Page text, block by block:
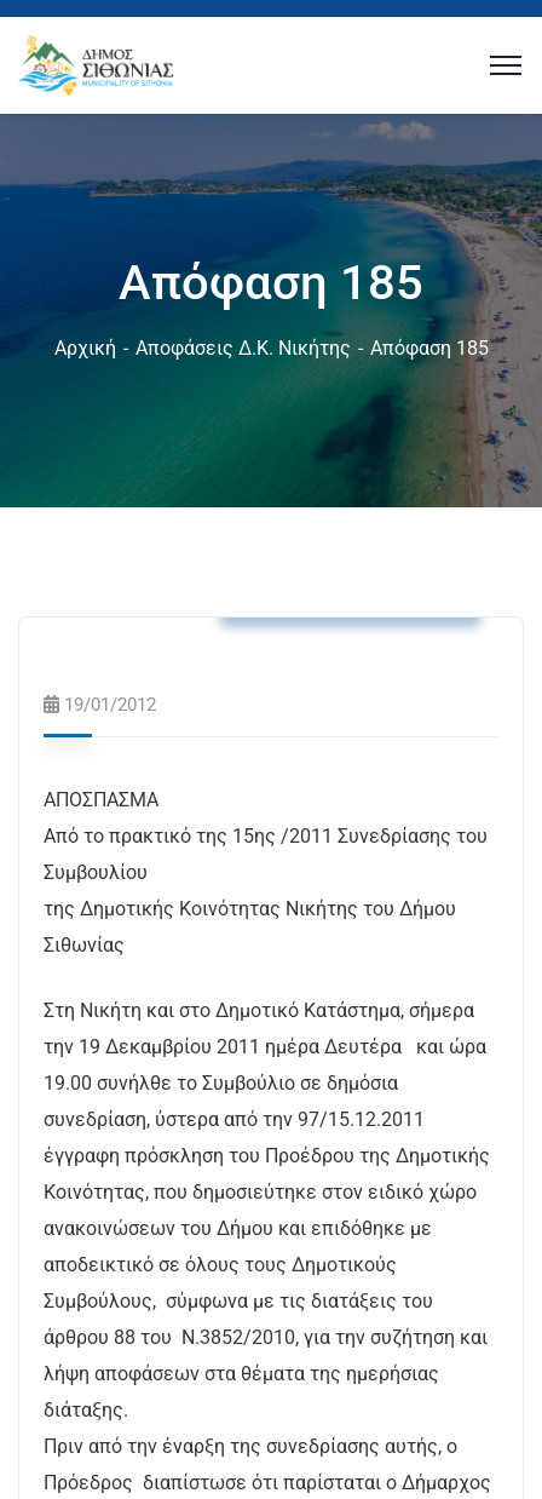
Απόφαση 185
Αρχική Αποφάσεις Δ.Κ. Νικήτης Απόφαση 185
19/01/2012
ΑΠΟΣΠΑΣΜΑ
Από το πρακτικό της 15ης /2011 Συνεδρίασης του
Συμβουλίου
της Δημοτικής Κοινότητας Νικήτης του Δήμου
Σιθωνίας
Στη Νικήτη και στο Δημοτικό Κατάστημα, σήμερα
την 19 Δεκαμβρίου 2011 ημέρα Δευτέρα και ώρα
19.00 συνήλθε το Συμβούλιο σε δημόσια
συνεδρίαση, ύστερα από την 97/15.12.2011
έγγραφη πρόσκληση του Προέδρου της Δημοτικής
Κοινότητας, που δημοσιεύτηκε στον ειδικό χώρο
ανακοινώσεων του Δήμου και επιδόθηκε με
αποδεικτικό σε όλους τους Δημοτικούς
Συμβούλους, σύμφωνα με τις διατάξεις του
άρθρου 88 του Ν.3852/2010, για την συζήτηση και
λήψη αποφάσεων στα θέματα της ημερήσιας
διάταξης.
Πριν από την έναρξη της συνεδρίασης αυτής, ο
Πρόεδρος διαπίστωσε ότι παρίσταται ο Δήμαρχος